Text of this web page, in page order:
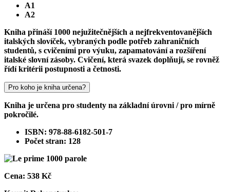
A1
A2
Kniha přináší 1000 nejužitečnějších a nejfrekventovanějších
italských slovíček, vybraných podle potřeb zahraničních
studentů, s cvičeními pro výuku, zapamatování a rozšíření
italské slovní zásoby. Cvičení, která svazek doplňují, se rovněž
řídí kritérii postupnosti a četnosti.
Pro koho je kniha určena?
Kniha je určena pro studenty na základní úrovni / pro mírně
pokročilé.
ISBN: 978-88-6182-501-7
Počet stran: 128
Cena: 538 Kč